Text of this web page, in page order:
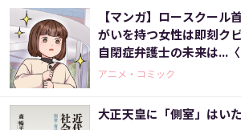
【マンガ】ロースクール
がいを持つ女性は即刻ク
自閉症弁護士の未来は...
天才肌(2)〉
アニメ・コミック
大正天皇に「側室」はい